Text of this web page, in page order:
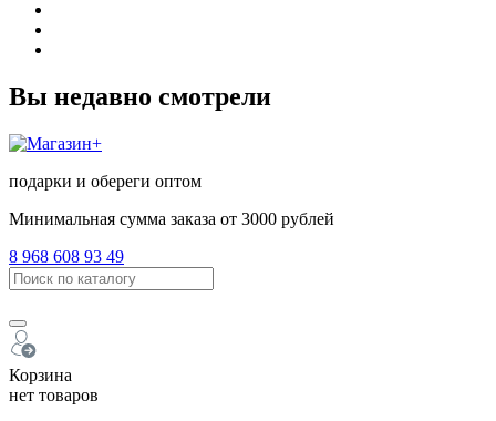
Вы недавно смотрели
подарки и обереги оптом
Минимальная сумма заказа от 3000 рублей
8 968 608 93 49
Корзина
нет товаров